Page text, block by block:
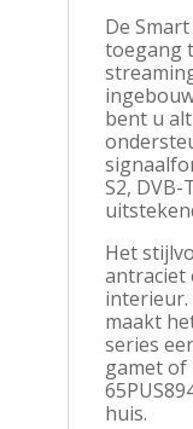
De
toegang
bent u
S2,
Het
antraciet
interieur.
maakt
series
gamet of
huis.